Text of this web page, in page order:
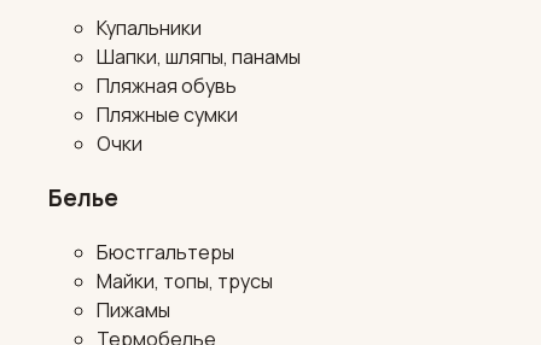
Купальники
Шапки, шляпы, панамы
Пляжная обувь
Пляжные сумки
Очки
Белье
Бюстгальтеры
Майки, топы, трусы
Пижамы
Термобелье